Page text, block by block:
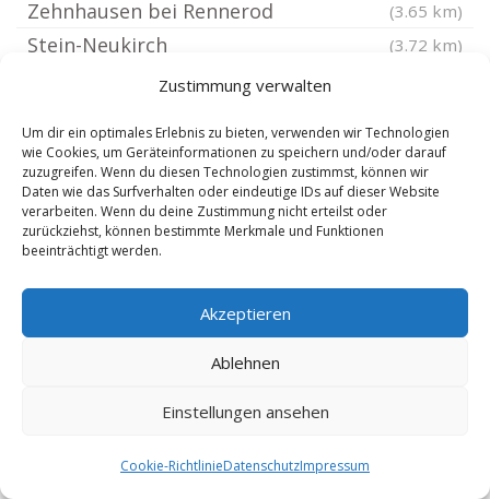
Zustimmung verwalten
Um dir ein optimales Erlebnis zu bieten, verwenden wir Technologien
wie Cookies, um Geräteinformationen zu speichern und/oder darauf
zuzugreifen. Wenn du diesen Technologien zustimmst, können wir
Daten wie das Surfverhalten oder eindeutige IDs auf dieser Website
verarbeiten. Wenn du deine Zustimmung nicht erteilst oder
zurückziehst, können bestimmte Merkmale und Funktionen
beeinträchtigt werden.
Akzeptieren
Ablehnen
Einstellungen ansehen
Cookie-RichtlinieDatenschutzImpressum
Zehnhausen bei Rennerod (3.65 km)
Stein-Neukirch (3.72 km)
Hellenhahn-Schellenberg
Nistertal Westerwald (3.83 km)
Langenbach bei Kirburg (4.09 km)
Ailertchen
Norken
Rennerod Westerwald